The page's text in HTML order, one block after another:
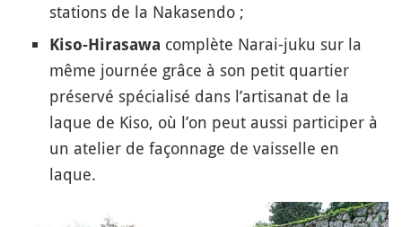
stations de la Nakasendo ;
Kiso-Hirasawa complète Narai-juku sur la
même journée grâce à son petit quartier
préservé spécialisé dans l’artisanat de la
laque de Kiso, où l’on peut aussi participer à
un atelier de façonnage de vaisselle en
laque.